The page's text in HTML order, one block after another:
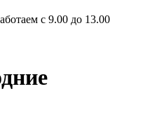
с 9.00 до 13.00